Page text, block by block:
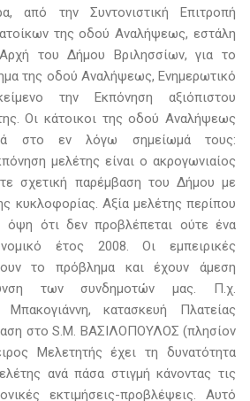
από την Συντονιστική Επιτροπή
της οδού Αναλήψεως, εστάλη
του Δήμου Βριλησσίων, για το
της οδού Αναλήψεως, Ενημερωτικό
την Εκπόνηση αξιόπιστου
Οι κάτοικοι της οδού Αναλήψεως
στο εν λόγω σημείωμά τους:
μελέτης είναι ο ακρογωνιαίος
σχετική παρέμβαση του Δήμου με
κυκλοφορίας. Αξία μελέτης περίπου
όψη ότι δεν προβλέπεται ούτε ένα
έτος 2008. Οι εμπειρικές
το πρόβλημα και έχουν άμεση
των συνδημοτών μας. Π.χ.
κατασκευή Πλατείας
στο S.M. ΒΑΣΙΛΟΠΟΥΛΟΣ (πλησίον
Μελετητής έχει τη δυνατότητα
ανά πάσα στιγμή κάνοντας τις
εκτιμήσεις-προβλέψεις. Αυτό